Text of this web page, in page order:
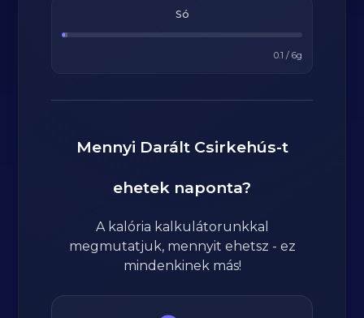
Só
0.1 / 6g
Mennyi Darált Csirkehús-t
ehetek naponta?
A kalória kalkulátorunkkal
megmutatjuk, mennyit ehetsz - ez
mindenkinek más!